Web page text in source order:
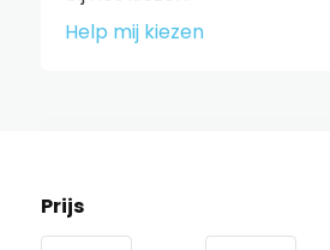
Help mij kiezen
Prijs